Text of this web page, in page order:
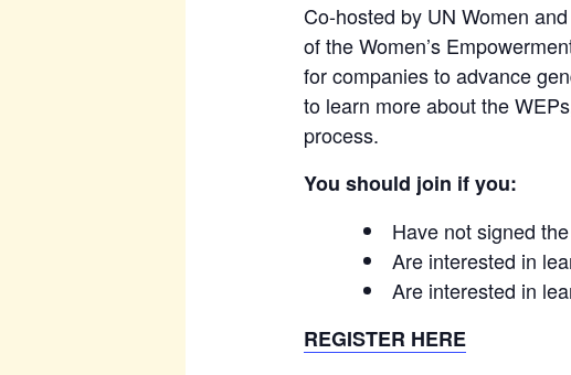
Co-hosted by UN Women
of the Women’s
for companies to advance
to learn more about the
process.
You should join if you:
Have not signed
Are interested in
Are interested in
REGISTER HERE